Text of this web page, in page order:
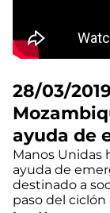
28/03/
ayuda de
Manos Unidas
ayuda de
destinado a
paso del